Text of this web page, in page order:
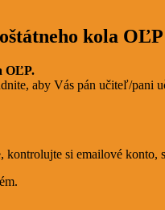
kola OĽP
OĽP.
aby Vás pán učiteľ/pani
kontrolujte si emailové konto,